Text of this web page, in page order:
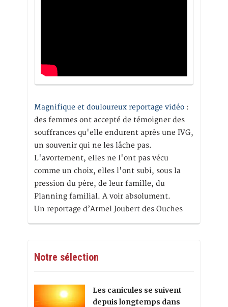
Magnifique et douloureux reportage vidéo :
des femmes ont accepté de témoigner des
souffrances qu'elle endurent après une IVG,
un souvenir qui ne les lâche pas.
L'avortement, elles ne l'ont pas vécu
comme un choix, elles l'ont subi, sous la
pression du père, de leur famille, du
Planning familial. A voir absolument.
Un reportage d’Armel Joubert des Ouches
Notre sélection
Les canicules se suivent
depuis longtemps dans